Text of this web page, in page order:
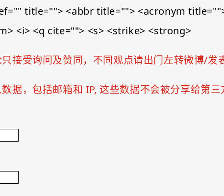
title=""> <abbr title=""> <acronym
<i> <q cite=""> <s> <strike> <strong>
接受询问及赞同，不同观点请出门左转微博/发
据，包括邮箱和 IP, 这些数据不会被分享给第三